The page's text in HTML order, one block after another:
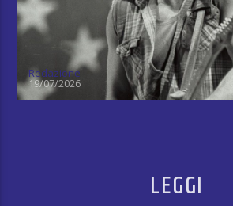
Redazione
19/07/2026
LEGGI